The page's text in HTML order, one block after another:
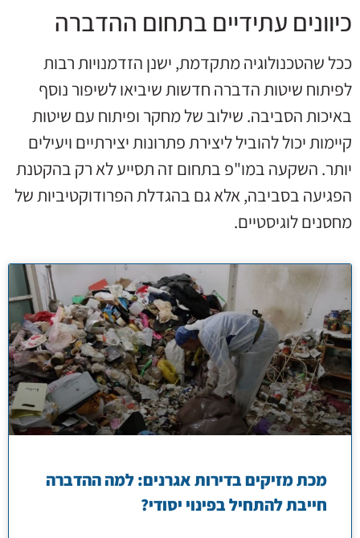
כיוונים עתידיים בתחום ההדברה
ככל שהטכנולוגיה מתקדמת, ישנן הזדמנויות רבות
לפיתוח שיטות הדברה חדשות שיביאו לשיפור נוסף
באיכות הסביבה. שילוב של מחקר ופיתוח עם שיטות
קיימות יכול להוביל ליצירת פתרונות יצירתיים ויעילים
יותר. השקעה במו"פ בתחום זה תסייע לא רק בהקטנת
הפגיעה בסביבה, אלא גם בהגדלת הפרודוקטיביות של
מחסנים לוגיסטיים.
מכת מזיקים בדירות אגרנים: למה ההדברה
חייבת להתחיל בפינוי יסודי?